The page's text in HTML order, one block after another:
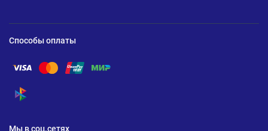
Способы оплаты
Помощь по оплате Visa
Помощь по оплате Mastercard
Помощь по оплате UnionPay
Помощь по оплате Мир
Помощь по оплате СБП
Мы в соц.сетях